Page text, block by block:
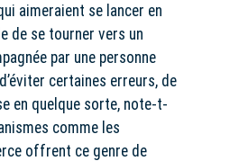
aimeraient se lancer en
de se tourner vers un
par une personne
certaines erreurs, de
en quelque sorte, note-t-
comme les
offrent ce genre de